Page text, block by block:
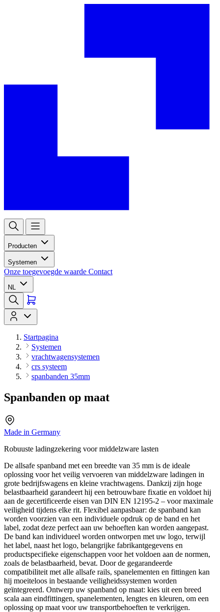
Producten
Systemen
Onze toegevoegde waarde Contact
NL
Startpagina
Systemen
vrachtwagensystemen
crs systeem
spanbanden 35mm
Spanbanden op maat
Made in Germany
Robuuste ladingzekering voor middelzware lasten
De allsafe spanband met een breedte van 35 mm is de ideale
oplossing voor het veilig vervoeren van middelzware ladingen in
grote bedrijfswagens en kleine vrachtwagens. Dankzij zijn hoge
belastbaarheid garandeert hij een betrouwbare fixatie en voldoet hij
aan de gecertificeerde eisen van DIN EN 12195-2 – voor maximale
veiligheid tijdens elke rit. Flexibel aanpasbaar: de spanband kan
worden voorzien van een individuele opdruk op de band en het
label, zodat deze perfect aan uw behoeften kan worden aangepast.
De band kan individueel worden ontworpen met uw logo, terwijl
het label, naast het logo, belangrijke fabrikantgegevens en
productspecifieke eigenschappen voor het voldoen aan de normen,
zoals de belastbaarheid, bevat. Door de gegarandeerde
compatibiliteit met alle allsafe rails, spanelementen en fittingen kan
hij moeiteloos in bestaande veiligheidssystemen worden
geïntegreerd. Ontwerp uw spanband op maat: kies uit een breed
scala aan eindfittingen, spanelementen, lengtes en kleuren, om een
oplossing op maat voor uw transportbehoeften te verkrijgen.